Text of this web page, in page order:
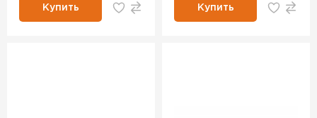
Купить Купить